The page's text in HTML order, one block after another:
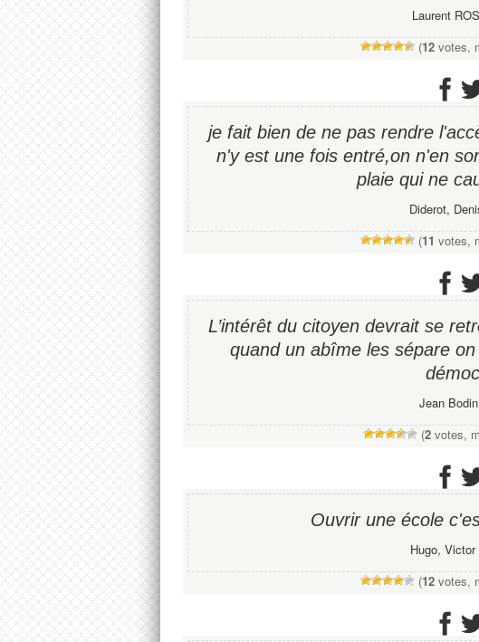
Laurent ROS
(12votes,
je fait bien de ne pas rendre
n'y est une fois entré,on n'en
plaie qui ne
Diderot,
(11 votes,
L’intérêt du citoyen devrait se
quand un abîme les sépare
Jean Bodin
(2 votes,
Ouvrir une école
Hugo, Victor
(12votes,